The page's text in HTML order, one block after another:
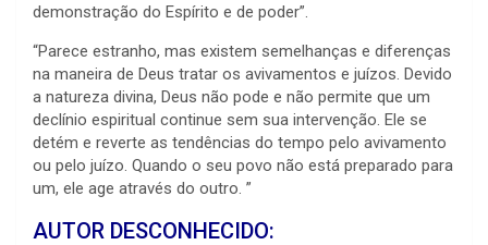
demonstração do Espírito e de poder”.
“Parece estranho, mas existem semelhanças e diferenças
na maneira de Deus tratar os avivamentos e juízos. Devido
a natureza divina, Deus não pode e não permite que um
declínio espiritual continue sem sua intervenção. Ele se
detém e reverte as tendências do tempo pelo avivamento
ou pelo juízo. Quando o seu povo não está preparado para
um, ele age através do outro. ”
AUTOR DESCONHECIDO: